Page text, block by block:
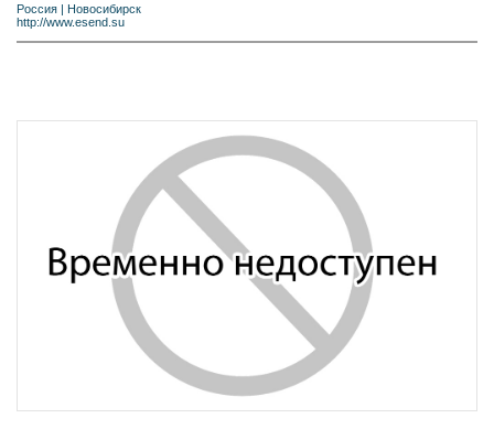
Россия | Новосибирск
http://www.esend.su